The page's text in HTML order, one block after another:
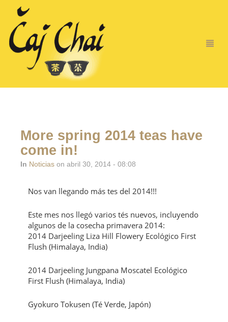
More spring 2014 teas have
come in!
In Noticias on abril 30, 2014 - 08:08
Nos van llegando más tes del 2014!!!
Este mes nos llegó varios tés nuevos, incluyendo
algunos de la cosecha primavera 2014:
2014 Darjeeling Liza Hill Flowery Ecológico First
Flush (Himalaya, India)
2014 Darjeeling Jungpana Moscatel Ecológico
First Flush (Himalaya, India)
Gyokuro Tokusen (Té Verde, Japón)